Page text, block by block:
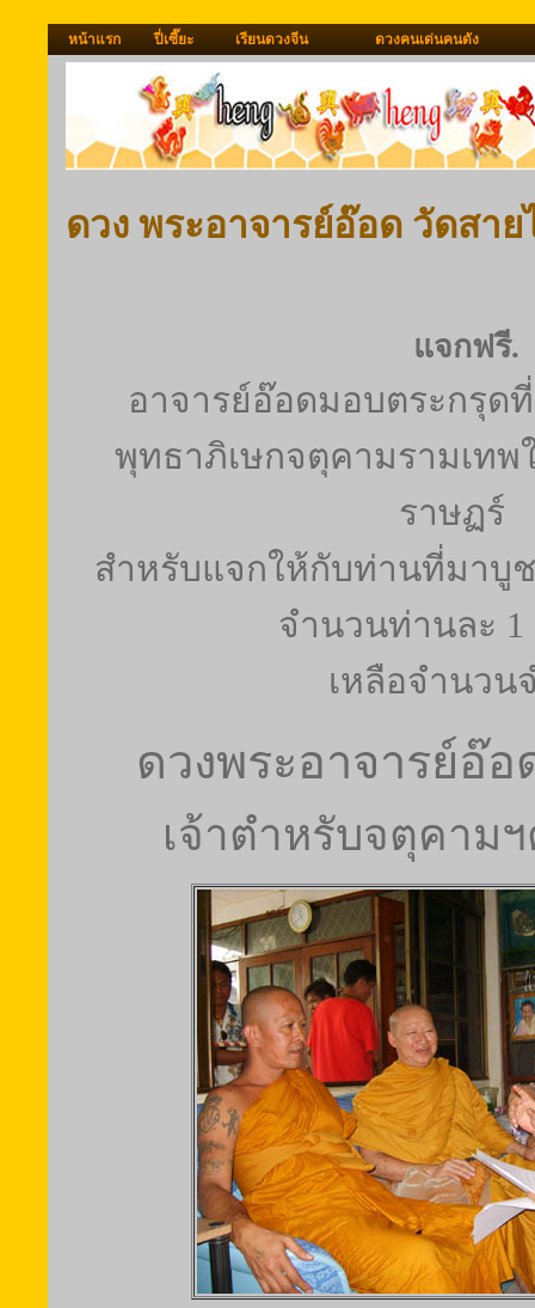
หน้าแรก ปี่เซี๊ยะ เรียนดวงจีน ดวงคนเด่นคนดัง
ดวง พระอาจารย์อ๊อด วัดสา
แจกฟรี.
อาจารย์อ๊อดมอบตระกรุด
พุทธาภิเษกจตุคามรามเทพ
ราษฏร์
สำหรับแจกให้กับท่านที่มาบู
จำนวนท่านละ 1
เหลือจำนวน
ดวงพระอาจารย์อ๊
เจ้าตำหรับจตุคาม